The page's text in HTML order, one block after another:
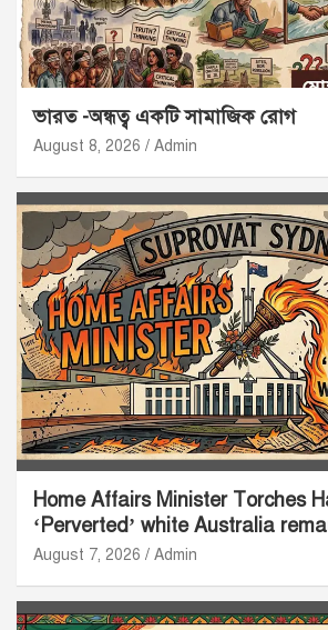
ভারত -অন্ধত্ব একটি সামাজিক রোগ
August 8, 2026 Admin
Home Affairs Minister Torches
‘Perverted’ white Australia
August 7, 2026 Admin